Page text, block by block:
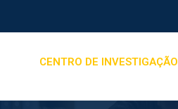
CENTRO DE INVESTIGAÇÃO